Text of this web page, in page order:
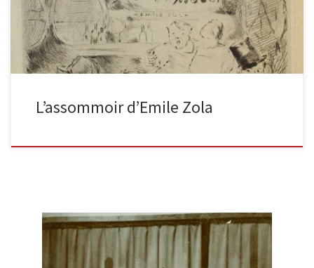
L’assommoir d’Emile Zola